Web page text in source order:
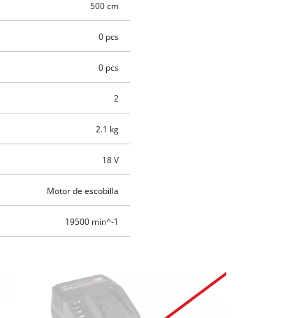
500 cm
0 pcs
0 pcs
2
2.1 kg
18 V
Motor de escobilla
19500 min^-1